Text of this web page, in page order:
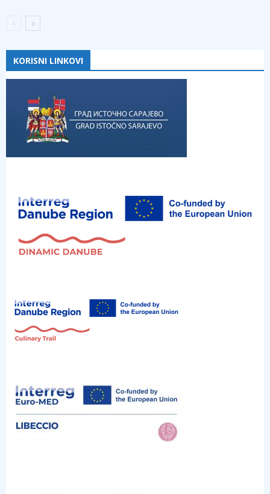
KORISNI LINKOVI